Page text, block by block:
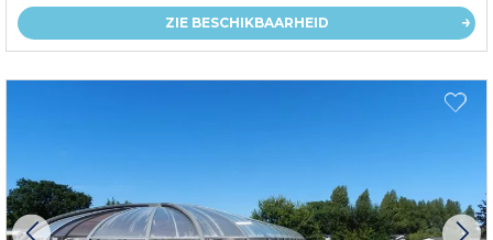
ZIE BESCHIKBAARHEID